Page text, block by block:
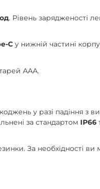
. Рівень зарядженості
C у нижній частині
ААА.
у разі падіння з
за стандартом IP66
За необхідності